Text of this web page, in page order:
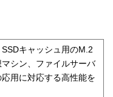
キャッシュ用のM.2
シン、ファイルサーバ
用に対応する高性能を